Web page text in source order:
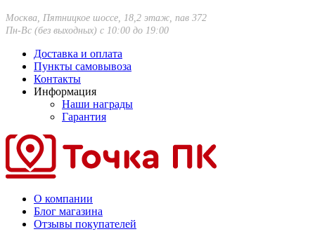
Москва, Пятницкое шоссе, 18,2 этаж, пав 372
Пн-Вс (без выходных) с 10:00 до 19:00
Доставка и оплата
Пункты самовывоза
Контакты
Информация
Наши награды
Гарантия
О компании
Блог магазина
Отзывы покупателей